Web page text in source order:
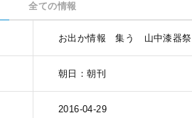
全ての情報
お出か情報 集う 山中漆器祭
朝日：朝刊
2016-04-29